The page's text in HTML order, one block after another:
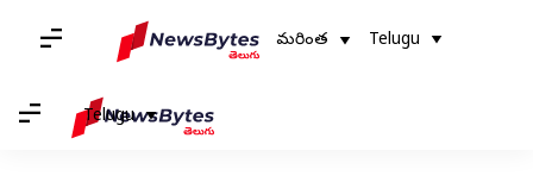
మరింత Telugu
Telugu